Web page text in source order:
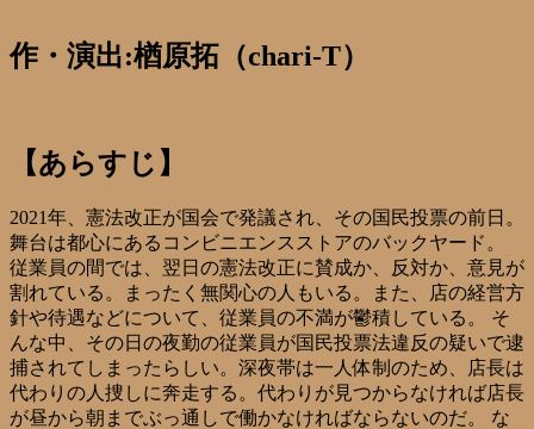
作・演出:楢原拓（chari-T）
【あらすじ】
2021年、憲法改正が国会で発議され、その国民投票の前日。
舞台は都心にあるコンビニエンスストアのバックヤード。
従業員の間では、翌日の憲法改正に賛成か、反対か、意見が
割れている。まったく無関心の人もいる。また、店の経営方
針や待遇などについて、従業員の不満が鬱積している。 そ
んな中、その日の夜勤の従業員が国民投票法違反の疑いで逮
捕されてしまったらしい。深夜帯は一人体制のため、店長は
代わりの人捜しに奔走する。代わりが見つからなければ店長
が昼から朝までぶっ通しで働かなければならないのだ。 な